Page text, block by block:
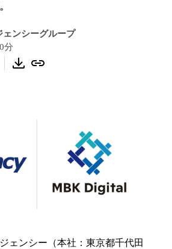
ンシーグループ
分
ェンシー（本社：東京都千代田